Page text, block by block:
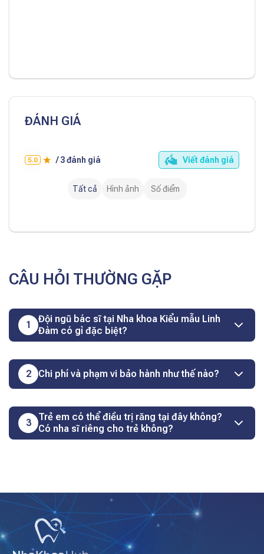
ĐÁNH GIÁ
5.0 /3đánh giá Viết đánh giá
Tất cả Hình ảnh Số điểm
CÂU HỎI THƯỜNG GẶP
1
Đội ngũ bác sĩ tại Nha khoa Kiểu mẫu Linh
Đàm có gì đặc biệt?
2 Chi phí và phạm vi bảo hành như thế nào?
3
Trẻ em có thể điều trị răng tại đây không?
Có nha sĩ riêng cho trẻ không?